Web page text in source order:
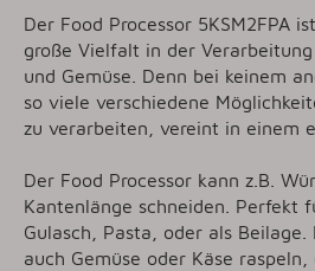
Der Food Processor 5KSM2FPA
große Vielfalt in der
und Gemüse. Denn bei keinem
so viele verschiedene
zu verarbeiten, vereint in einem
Der Food Processor kann z.B.
Kantenlänge schneiden. Perfekt
Gulasch, Pasta, oder als
auch Gemüse oder Käse